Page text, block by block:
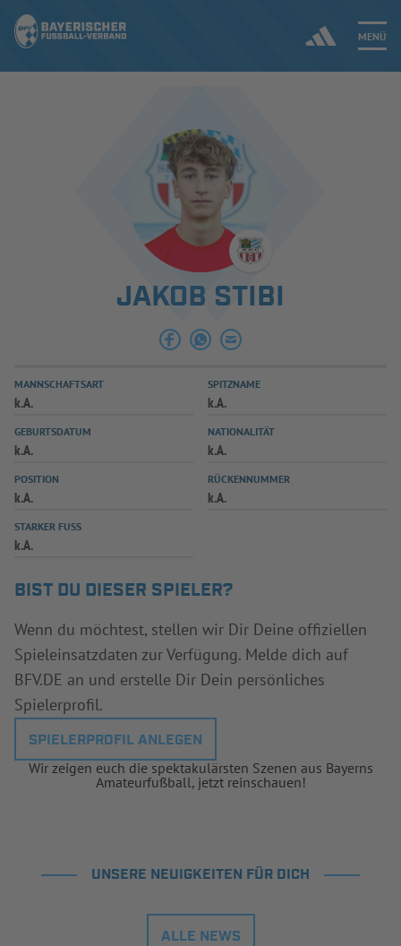
MENÜ
ERGEBNISSE & WETTBEWERBE
SPIELBETRIEB & VERBANDSLEBEN
AUSBILDUNG & FÖRDERUNG
SPIELPLUS
JAKOB STIBI
MANNSCHAFTSART
k.A.
SPITZNAME
k.A.
GEBURTSDATUM
k.A.
NATIONALITÄT
k.A.
POSITION
k.A.
RÜCKENNUMMER
k.A.
STARKER FUSS
k.A.
BIST DU DIESER SPIELER?
Wenn du möchtest, stellen wir Dir Deine offiziellen
Spieleinsatzdaten zur Verfügung. Melde dich auf
BFV.DE an und erstelle Dir Dein persönliches
Spielerprofil.
SPIELERPROFIL ANLEGEN
Wir zeigen euch die spektakulärsten Szenen aus Bayerns
Amateurfußball, jetzt reinschauen!
UNSERE NEUIGKEITEN FÜR DICH
ALLE NEWS